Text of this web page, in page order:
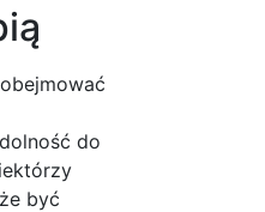
do
być